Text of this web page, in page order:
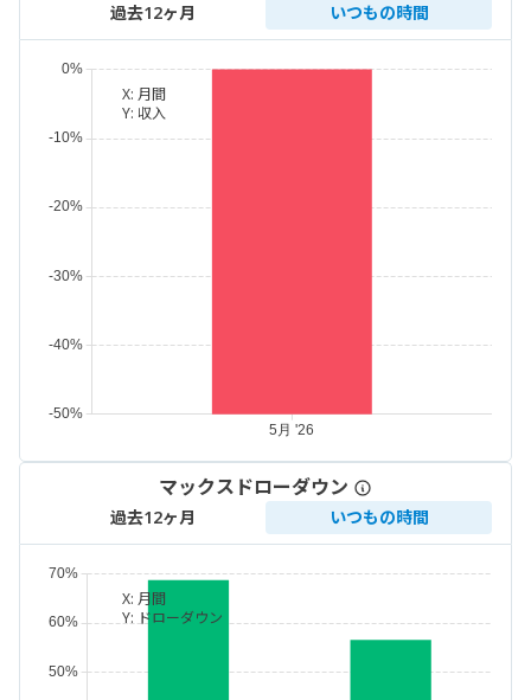
過去12ヶ月 いつもの時間
X: 月間
Y: 収入
マックスドローダウン
過去12ヶ月 いつもの時間
X: 月間
Y: ドローダウン